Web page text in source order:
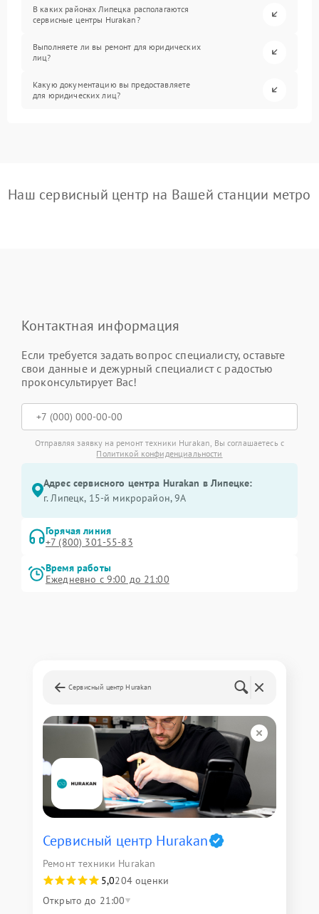
В каких районах Липецка располагаются
сервисные центры Hurakan?
Выполняете ли вы ремонт для юридических
лиц?
Какую документацию вы предоставляете
для юридических лиц?
Наш сервисный центр на Вашей станции метро
Контактная информация
Если требуется задать вопрос специалисту, оставьте
свои данные и дежурный специалист с радостью
проконсультирует Вас!
Отправляя заявку на ремонт техники Hurakan, Вы соглашаетесь с
Политикой конфиденциальности
Адрес сервисного центра Hurakan в Липецке:
г. Липецк, 15-й микрорайон, 9А
Горячая линия
+7 (800) 301-55-83
Время работы
Ежедневно с 9:00 до 21:00
Сервисный центр Hurakan
Сервисный центр Hurakan
Ремонт техники Hurakan
5,0204 оценки
Открыто до 21:00